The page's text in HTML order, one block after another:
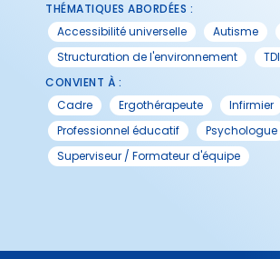
THÉMATIQUES ABORDÉES :
Accessibilité universelle
Autisme
Structuration de l'environnement
TDI
CONVIENT À :
Cadre
Ergothérapeute Infirmier
Professionnel éducatif
Psychologue
Superviseur / Formateur d'équipe